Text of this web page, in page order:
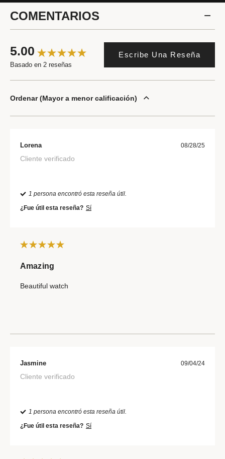
COMENTARIOS
5.00
Basado en 2 reseñas
Escribe Una Reseña
Ordenar Mayor a menor calificación
Lorena 08/28/25
Cliente verificado
1 persona encontró esta reseña útil.
¿Fue útil esta reseña? Sí
Amazing
Beautiful watch
Jasmine 09/04/24
Cliente verificado
1 persona encontró esta reseña útil.
¿Fue útil esta reseña? Sí